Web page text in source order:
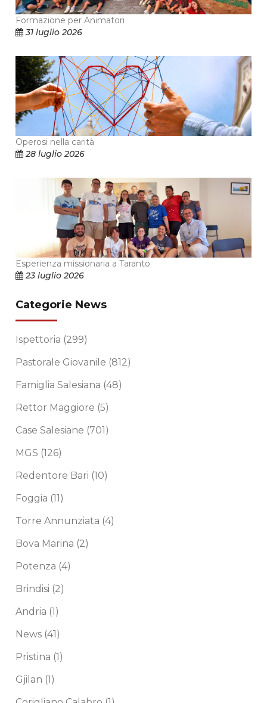
Formazione per Animatori
31 luglio 2026
Operosi nella carità
28 luglio 2026
Esperienza missionaria a Taranto
23 luglio 2026
Categorie News
Ispettoria (299)
Pastorale Giovanile (812)
Famiglia Salesiana (48)
Rettor Maggiore (5)
Case Salesiane (701)
MGS (126)
Redentore Bari (10)
Foggia (11)
Torre Annunziata (4)
Bova Marina (2)
Potenza (4)
Brindisi (2)
Andria (1)
News (41)
Pristina (1)
Gjilan (1)